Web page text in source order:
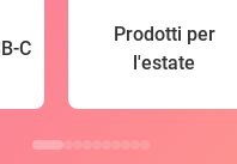
C
Prodotti per
l'estate